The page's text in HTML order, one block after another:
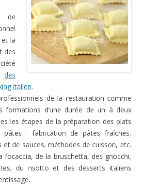
de
la
des
des
italien.
de la restauration comme
formations d’une durée de un à deux
les étapes de la préparation des plats
: fabrication de pâtes fraîches,
et de sauces, méthodes de cuisson, etc.
focaccia, de la bruschetta, des gnocchi,
du risotto et des desserts italiens